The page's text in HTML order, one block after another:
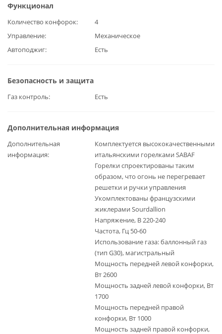
Функционал
Количество конфорок
4
Управление
Механическое
Автоподжиг
Есть
Безопасность и защита
Газ контроль Есть
Дополнительная информация
Дополнительная
информация
Комплектуется высококачественными
итальянскими горелками SABAF
Горелки спроектированы таким
образом, что огонь не перегревает
решетки и ручки управления
Укомплектованы французскими
жиклерами Sourdallion
Напряжение, В 220-240
Частота, Гц 50-60
Использование газа: баллонный газ
(тип G30), магистральный
Мощность передней левой конфорки,
Вт 2600
Мощность задней левой конфорки, Вт
1700
Мощность передней правой
конфорки, Вт 1000
Мощность задней правой конфорки,